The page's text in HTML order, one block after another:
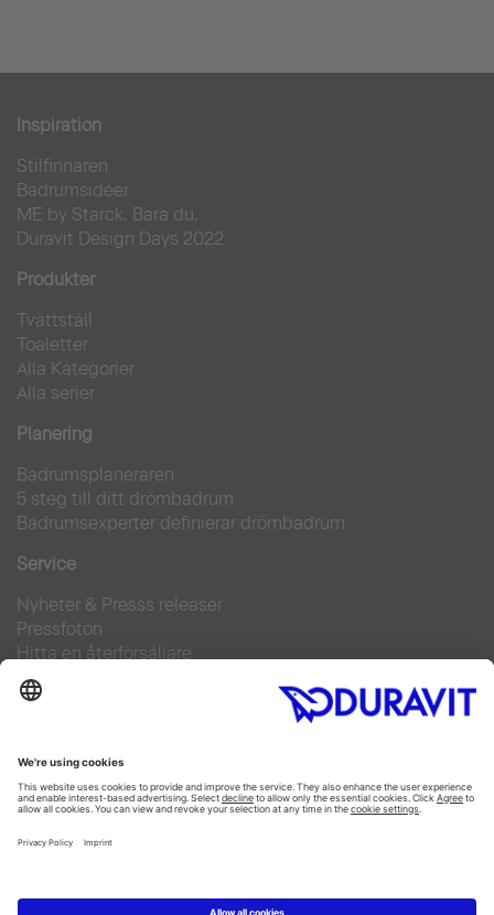
Inspiration
Stilfinnaren
Badrumsidéer
ME by Starck. Bara du.
Duravit Design Days 2022
Produkter
Tvättställ
Toaletter
Alla Kategorier
Alla serier
Planering
Badrumsplaneraren
5 steg till ditt drömbadrum
Badrumsexperter definierar drömbadrum
Service
Nyheter & Presss releaser
Pressfoton
Hitta en återförsäljare
FAQs
Facebook
Instagram
Pinterest
Flickr